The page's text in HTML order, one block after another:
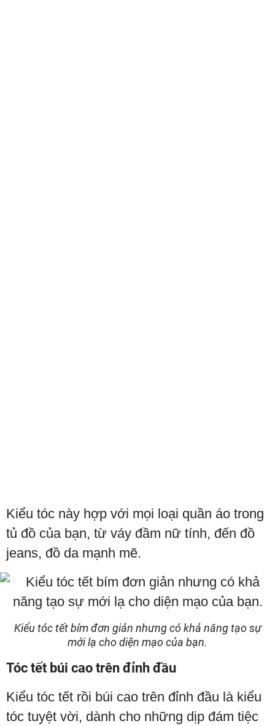
Kiểu tóc này hợp với mọi loại quần áo trong
tủ đồ của bạn, từ váy đầm nữ tính, đến đồ
jeans, đồ da mạnh mẽ.
Kiểu tóc tết bím đơn giản nhưng có khả năng tạo sự
mới lạ cho diện mạo của bạn.
Tóc tết búi cao trên đỉnh đầu
Kiểu tóc tết rồi búi cao trên đỉnh đầu là kiểu
tóc tuyệt vời, dành cho những dịp đám tiệc